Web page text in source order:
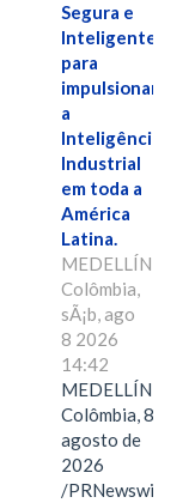
Segura e
Inteligente"
para
impulsionar
a
Inteligência
Industrial
em toda a
América
Latina.
MEDELLÍN,
Colômbia,
sÃ¡b, ago
8 2026
14:42
MEDELLÍN,
Colômbia, 8 de
agosto de
2026
/PRNewswire/